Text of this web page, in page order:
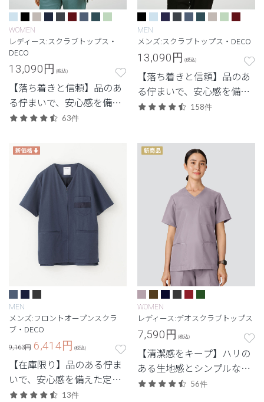
WOMEN
レディース:スクラブトップス・
DECO
13,090円 (税込)
【落ち着きと信頼】品のあ
る佇まいで、安心感を備え
た定番シリーズ。
63件
MEN
メンズ:スクラブトップス・DECO
13,090円 (税込)
【落ち着きと信頼】品のあ
る佇まいで、安心感を備え
た定番シリーズ。
158件
MEN
メンズ:フロントオープンスクラ
ブ・DECO
9,163円 6,414円 (税込)
【在庫限り】品のある佇ま
いで、安心感を備えた定番
シリーズ。
13件
WOMEN
レディース:デオスクラブトップス
7,590円 (税込)
【清潔感をキープ】ハリの
ある生地感とシンプルなデ
ザイン。清潔感と快適さに
56件